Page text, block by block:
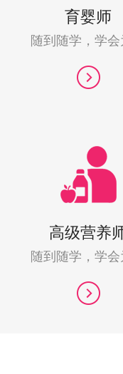
育婴师
随到随学，学会
高级营养
随到随学，学会